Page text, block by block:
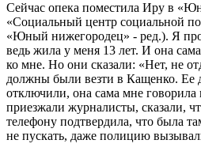
Сейчас опека поместила Иру в
«Социальный центр социальной
«Юный нижегородец» - ред.). Я
ведь жила у меня 13 лет. И она
ко мне. Но они сказали: «Нет, не
должны были везти в Кащенко. Ее
отключили, она сама мне говорила
приезжали журналисты, сказали,
телефону подтвердила, что была
не пускать, даже полицию